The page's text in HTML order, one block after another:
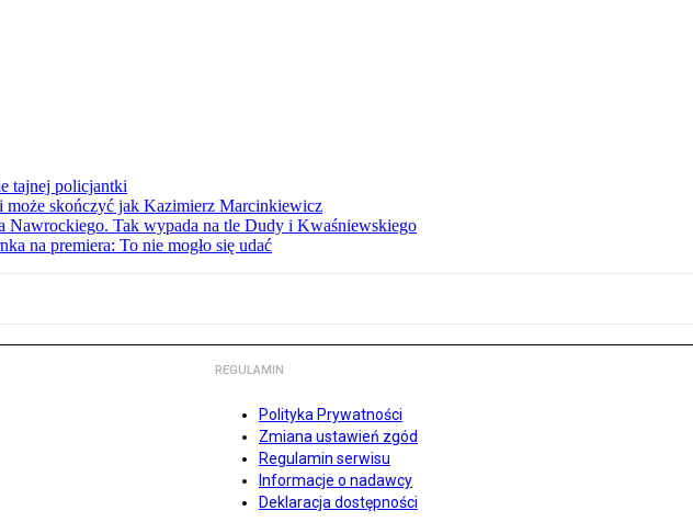
tajnej policjantki
skończyć jak Kazimierz Marcinkiewicz
Nawrockiego. Tak wypada na tle Dudy i Kwaśniewskiego
na premiera: To nie mogło się udać
REGULAMIN
Polityka Prywatności
Zmiana ustawień zgód
Regulamin serwisu
Informacje o nadawcy
Deklaracja dostępności